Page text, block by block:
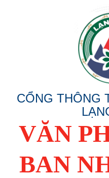
CỔNG THÔNG
VĂN
BAN